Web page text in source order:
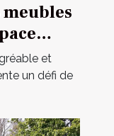
et
un défi de